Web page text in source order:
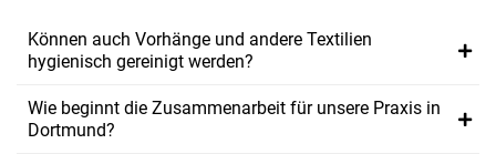
Können auch Vorhänge und andere Textilien
hygienisch gereinigt werden?
Wie beginnt die Zusammenarbeit für unsere Praxis in
Dortmund?